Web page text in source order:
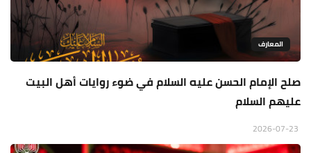
المعارف
صلح الإمام الحسن عليه السلام في ضوء روايات أهل البيت
عليهم السلام